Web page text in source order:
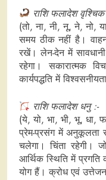
राशि फलादेश
(तो, ना, नी, नू, ने, नो,
समय ठीक नहीं है।
रखें। लेन-देन में
रहेगा। सकारात्मक
कार्यपद्धति में
राशि फलादेश धनु :-
(ये, यो, भा, भी, भू, धा,
प्रेम-प्रसंग में अनुकूलता
चलेगा। चिंता रहेगी।
आर्थिक स्थिति में
योग हैं। क्रोध एवं